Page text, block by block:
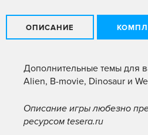
ОПИСАНИЕ
Дополнительные темы для
Alien, B-movie, Dinosaur и
Описание игры любезно
ресурсом tesera.ru